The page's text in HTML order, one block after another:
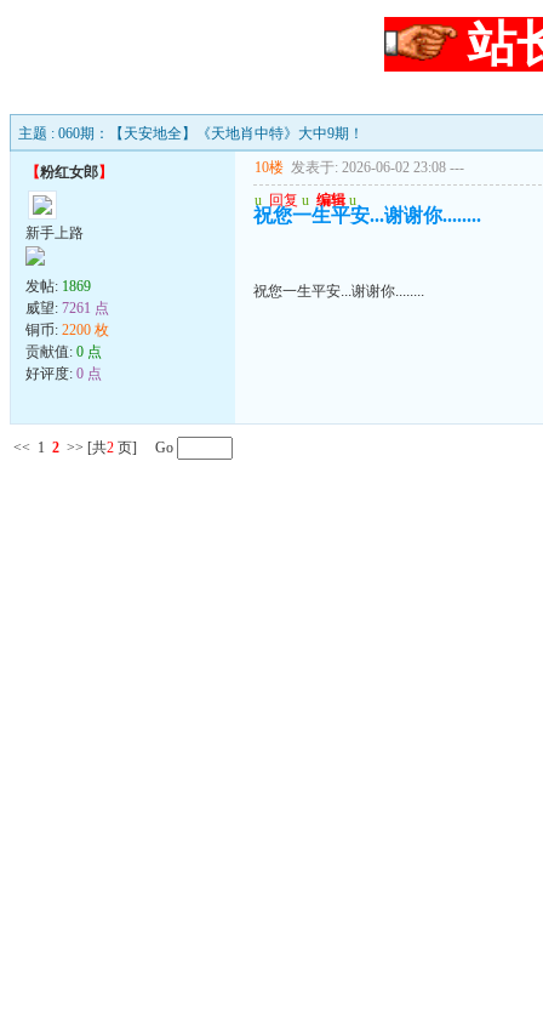
站
主题 : 060期：【天安地全】《天地肖中特》大中9期！
【粉红女郎】
新手上路
发帖: 1869
威望: 7261 点
铜币: 2200 枚
贡献值: 0 点
好评度: 0 点
10楼 发表于: 2026-06-02 23:08 ---
u 回复 u 编辑 u
祝您一生平安...谢谢你........
祝您一生平安...谢谢你........
<< 1 2 >> [共2 页] Go